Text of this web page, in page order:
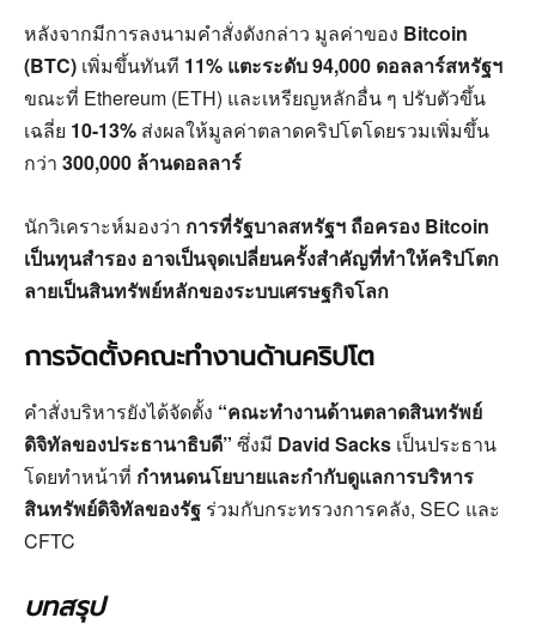
หลังจากมีการลงนามคำสั่งดังกล่าว มูลค่าของ Bitcoin
(BTC) เพิ่มขึ้นทันที 11% แตะระดับ 94,000 ดอลลาร์สหรัฐฯ
ขณะที่ Ethereum (ETH) และเหรียญหลักอื่น ๆ ปรับตัวขึ้น
เฉลี่ย 10-13% ส่งผลให้มูลค่าตลาดคริปโตโดยรวมเพิ่มขึ้น
กว่า 300,000 ล้านดอลลาร์
นักวิเคราะห์มองว่า การที่รัฐบาลสหรัฐฯ ถือครอง Bitcoin
เป็นทุนสำรอง อาจเป็นจุดเปลี่ยนครั้งสำคัญที่ทำให้คริปโตก
ลายเป็นสินทรัพย์หลักของระบบเศรษฐกิจโลก
การจัดตั้งคณะทำงานด้านคริปโต
คำสั่งบริหารยังได้จัดตั้ง “คณะทำงานด้านตลาดสินทรัพย์
ดิจิทัลของประธานาธิบดี” ซึ่งมี David Sacks เป็นประธาน
โดยทำหน้าที่ กำหนดนโยบายและกำกับดูแลการบริหาร
สินทรัพย์ดิจิทัลของรัฐ ร่วมกับกระทรวงการคลัง, SEC และ
CFTC
บทสรุป